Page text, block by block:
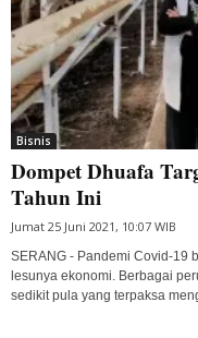
Bisnis
Dompet Dhuafa
Tahun Ini
Jumat 25 Juni 2021, 10:07 WIB
SERANG - Pandemi Covid-19
lesunya ekonomi. Berbagai
sedikit pula yang terpaksa